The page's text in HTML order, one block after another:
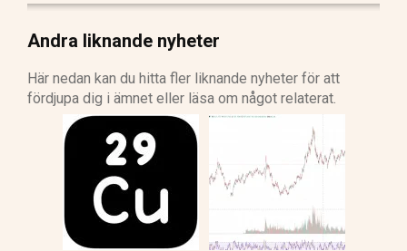
Andra liknande nyheter
Här nedan kan du hitta fler liknande nyheter för att
fördjupa dig i ämnet eller läsa om något relaterat.